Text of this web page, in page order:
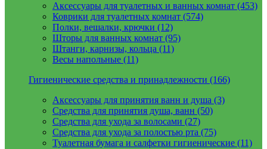
Аксессуары для туалетных и ванных комнат (453)
Коврики для туалетных комнат (574)
Полки, вешалки, крючки (12)
Шторы для ванных комнат (95)
Штанги, карнизы, кольца (11)
Весы напольные (11)
Гигиенические средства и принадлежности (166)
Аксессуары для принятия ванн и душа (3)
Средства для принятия душа, ванн (50)
Средства для ухода за волосами (27)
Средства для ухода за полостью рта (75)
Туалетная бумага и салфетки гигиенические (11)